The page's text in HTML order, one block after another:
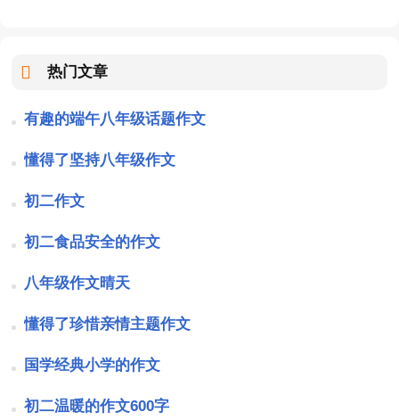
热门文章
有趣的端午八年级话题作文
懂得了坚持八年级作文
初二作文
初二食品安全的作文
八年级作文晴天
懂得了珍惜亲情主题作文
国学经典小学的作文
初二温暖的作文600字